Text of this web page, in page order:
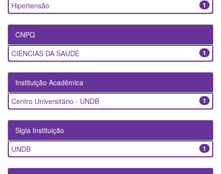
1
Hipertensão
CNPQ
1
CIENCIAS DA SAUDE
Instituição Acadêmica
1
Centro Universitário - UNDB
Sigla Instituição
1
UNDB